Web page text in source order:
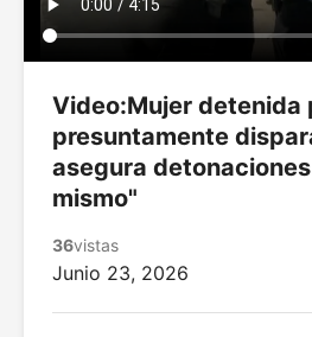
Video:Mujer detenida
presuntamente
asegura
mismo"
36vistas
Junio 23, 2026